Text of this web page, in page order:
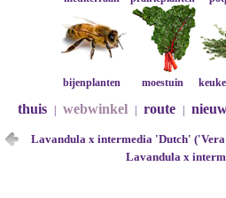
bijenplanten moestuin
thuis webwinkel route
Lavandula x intermedia 'Dutch'
Lavandula x